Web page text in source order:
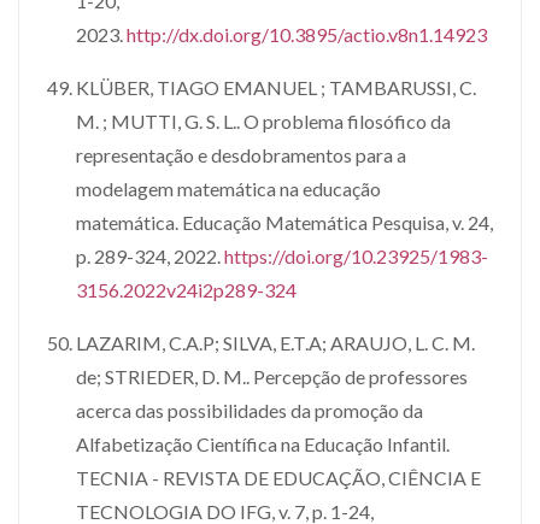
2023.http://dx.doi.org/10.3895/actio.v8n1.14923
KLÜBER, TIAGO EMANUEL ; TAMBARUSSI, C.
M. ; MUTTI, G. S. L.. O problema filosófico da
representação e desdobramentos para a
modelagem matemática na educação
matemática. Educação Matemática Pesquisa, v. 24,
p. 289-324, 2022.https://doi.org/10.23925/1983-
3156.2022v24i2p289-324
LAZARIM, C.A.P; SILVA, E.T.A; ARAUJO, L. C. M.
de; STRIEDER, D. M.. Percepção de professores
acerca das possibilidades da promoção da
Alfabetização Científica na Educação Infantil.
TECNIA - REVISTA DE EDUCAÇÃO, CIÊNCIA E
TECNOLOGIA DO IFG, v. 7, p. 1-24,